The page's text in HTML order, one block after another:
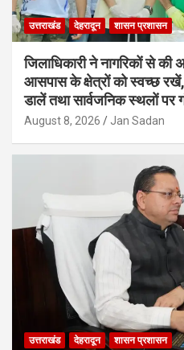
उत्तराखंड देहरादून शासन प्रशासन
जिलाधिकारी ने नागरिकों से की
आसपास के क्षेत्रों को स्वच्छ रखें,
डालें तथा सार्वजनिक स्थलों पर
August 8, 2026 Jan Sadan
उत्तराखंड देहरादून शासन प्रशासन